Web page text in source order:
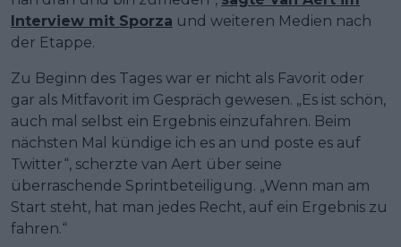
Interview mit Sporza und weiteren Medien nach
der Etappe.
Zu Beginn des Tages war er nicht als Favorit oder
gar als Mitfavorit im Gespräch gewesen. „Es ist schön,
auch mal selbst ein Ergebnis einzufahren. Beim
nächsten Mal kündige ich es an und poste es auf
Twitter“, scherzte van Aert über seine
überraschende Sprintbeteiligung. „Wenn man am
Start steht, hat man jedes Recht, auf ein Ergebnis zu
fahren.“